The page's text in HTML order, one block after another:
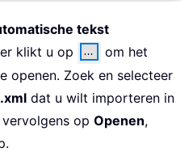
tekst
klikt u op
om het
openen. Zoek en selecteer
dat u wilt importeren in
op Openen,